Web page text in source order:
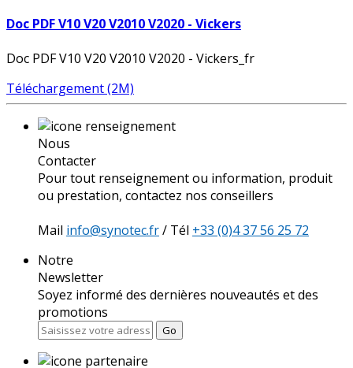
Doc PDF V10 V20 V2010 V2020 - Vickers
Doc PDF V10 V20 V2010 V2020 - Vickers_fr
Téléchargement (2M)
Nous
Contacter
Pour tout renseignement ou information, produit
ou prestation, contactez nos conseillers
Mail info@synotec.fr/ Tél +33 (0)4 37 56 25 72
Notre
Newsletter
Soyez informé des dernières nouveautés et des
promotions
Go